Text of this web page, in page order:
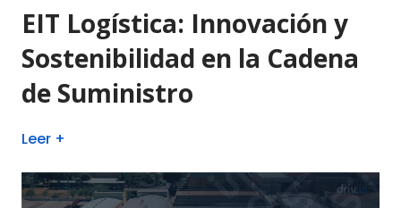
EIT Logística: Innovación y
Sostenibilidad en la Cadena
de Suministro
Leer +